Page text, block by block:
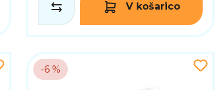
V košarico
-6 %